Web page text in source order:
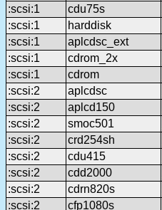
:scsi:1
cdu75s
:scsi:1
harddisk
:scsi:1
aplcdsc_ext
:scsi:1
cdrom_2x
:scsi:1
cdrom
:scsi:2
aplcdsc
:scsi:2
aplcd150
:scsi:2
smoc501
:scsi:2
crd254sh
:scsi:2
cdu415
:scsi:2
cdd2000
:scsi:2
cdrn820s
:scsi:2
cfp1080s